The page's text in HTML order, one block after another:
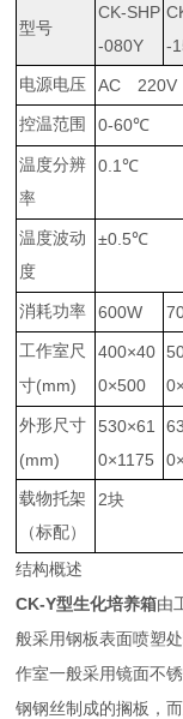
型号
CK-SHP
-080Y
-
电源电压 AC 220V
控温范围 0-60℃
温度分辨
率
0.1℃
温度波动
度
±0.5℃
消耗功率 600W
工作室尺
寸(mm)
400×40
0×500
外形尺寸
(mm)
530×61
0×1175
载物托架
（标配）
2块
结构概述
CK-Y型生化培养箱由
般采用钢板表面喷塑
作室一般采用镜面不
钢钢丝制成的搁板，